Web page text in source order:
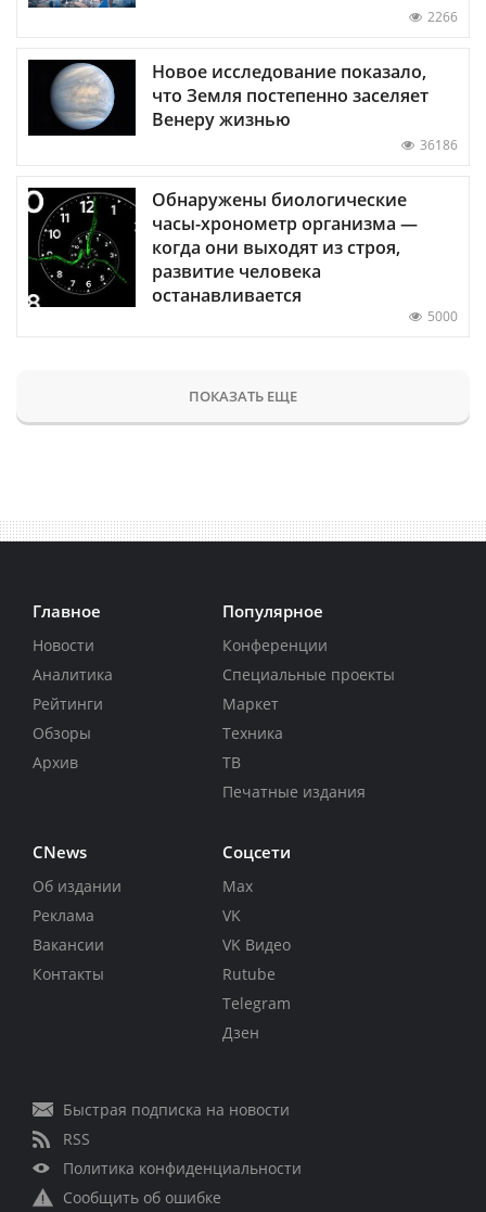
2266
Новое исследование показало,
что Земля постепенно заселяет
Венеру жизнью
36186
Обнаружены биологические
часы-хронометр организма —
когда они выходят из строя,
развитие человека
останавливается
5000
ПОКАЗАТЬ ЕЩЕ
Главное
Новости
Аналитика
Рейтинги
Обзоры
Архив
Популярное
Конференции
Специальные проекты
Маркет
Техника
ТВ
Печатные издания
CNews
Об издании
Реклама
Вакансии
Контакты
Соцсети
Max
VK
VK Видео
Rutube
Telegram
Дзен
Быстрая подписка на новости
RSS
Политика конфиденциальности
Сообщить об ошибке